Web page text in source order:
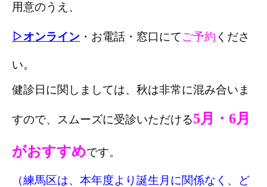
用意のうえ、
▷オンライン ・お電話・窓口にてご予約 くださ
い。
健診日に関しましては、秋は非常に混み合いま
すので、スムーズに受診いただける5月・6月
がおすすめです。
（練馬区は、本年度より誕生月に関係なく、ど